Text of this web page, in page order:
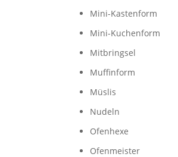
Mini-Kastenform
Mini-Kuchenform
Mitbringsel
Muffinform
Müslis
Nudeln
Ofenhexe
Ofenmeister